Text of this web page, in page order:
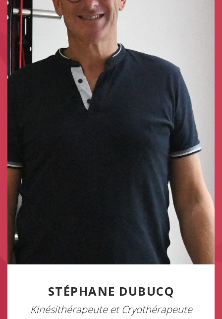
STÉPHANE DUBUCQ
Kinésithérapeute et Cryothérapeute